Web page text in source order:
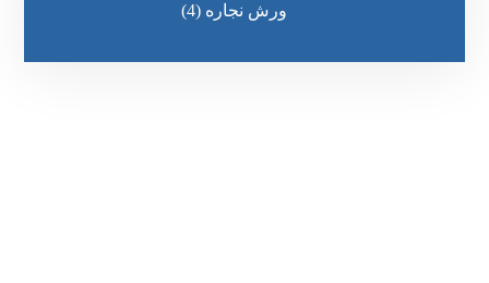
ورش نجاره (4)